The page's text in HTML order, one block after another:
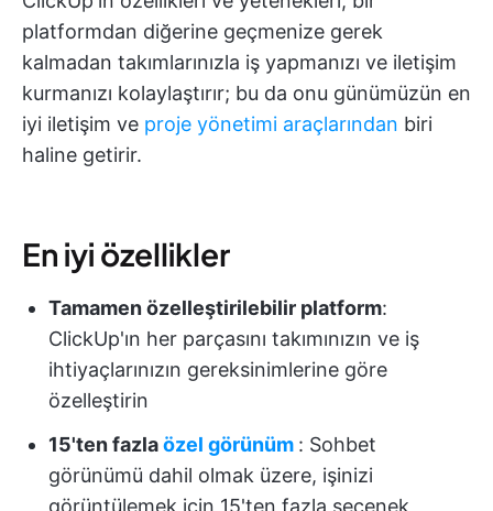
platformdan diğerine geçmenize gerek
kalmadan takımlarınızla iş yapmanızı ve iletişim
kurmanızı kolaylaştırır; bu da onu günümüzün en
iyi iletişim ve proje yönetimi araçlarından biri
haline getirir.
En iyi özellikler
Tamamen özelleştirilebilir platform:
ClickUp'ın her parçasını takımınızın ve iş
ihtiyaçlarınızın gereksinimlerine göre
özelleştirin
15'ten fazlaözel görünüm : Sohbet
görünümü dahil olmak üzere, işinizi
görüntülemek için 15'ten fazla seçenek